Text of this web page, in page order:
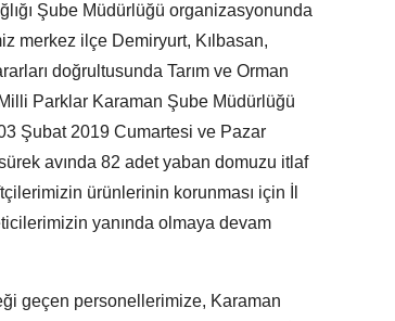
Şube Müdürlüğü organizasyonunda
merkez ilçe Demiryurt, Kılbasan,
doğrultusunda Tarım ve Orman
Parklar Karaman Şube Müdürlüğü
Şubat 2019 Cumartesi ve Pazar
avında 82 adet yaban domuzu itlaf
ürünlerinin korunması için İl
yanında olmaya devam
geçen personellerimize, Karaman